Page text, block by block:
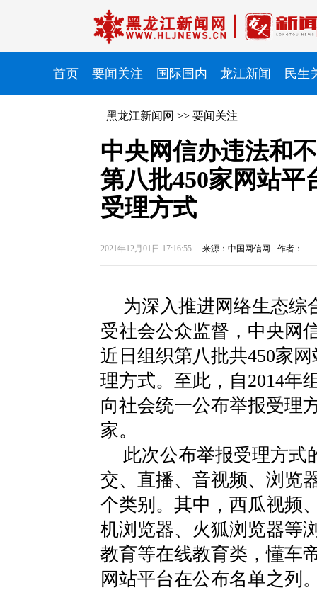
首页 要闻关注 国际国内 龙江新闻 民生
黑龙江新闻网 >> 要闻关注
中央网信办违法和
第八批450家网站平
受理方式
2021年12月01日 17:16:55 来源：中国网信网 作者：
为深入推进网络生态综
受社会公众监督，中央网
近日组织第八批共450家
理方式。至此，自2014年
向社会统一公布举报受理
家。
此次公布举报受理方式
交、直播、音视频、浏览
个类别。其中，西瓜视频
机浏览器、火狐浏览器等
教育等在线教育类，懂车
网站平台在公布名单之列